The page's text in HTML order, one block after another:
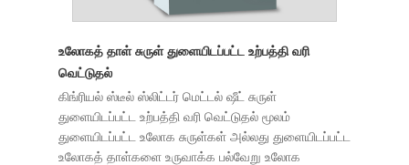
உலோகத் தாள் சுருள் துளையிடப்பட்ட உற்பத்தி வரி
வெட்டுதல்
கிங்ரியல் ஸ்டீல் ஸ்லிட்டர் மெட்டல் ஷீட் சுருள்
துளையிடப்பட்ட உற்பத்தி வரி வெட்டுதல் மூலம்
துளையிடப்பட்ட உலோக சுருள்கள் அல்லது துளையிடப்பட்ட
உலோகத் தாள்களை உருவாக்க பல்வேறு உலோக